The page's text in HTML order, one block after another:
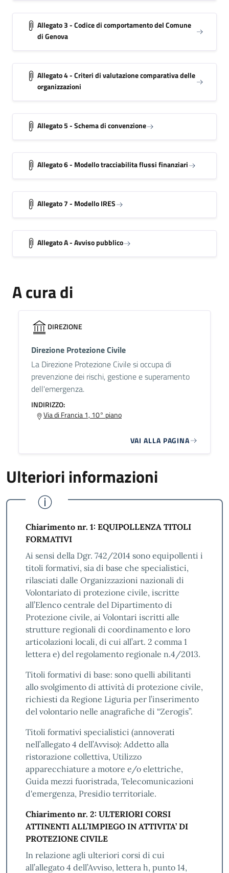
Allegato 3 - Codice di comportamento del Comune
di Genova
Allegato 4 - Criteri di valutazione comparativa delle
organizzazioni
Allegato 5 - Schema di convenzione
Allegato 6 - Modello tracciabilita flussi finanziari
Allegato 7 - Modello IRES
Allegato A - Avviso pubblico
A cura di
DIREZIONE
Direzione Protezione Civile
La Direzione Protezione Civile si occupa di
prevenzione dei rischi, gestione e superamento
dell'emergenza.
INDIRIZZO:
Via di Francia 1, 10° piano
VAI ALLA PAGINA
Ulteriori informazioni
Chiarimento nr. 1: EQUIPOLLENZA TITOLI
FORMATIVI
Ai sensi della Dgr. 742/2014 sono equipollenti i
titoli formativi, sia di base che specialistici,
rilasciati dalle Organizzazioni nazionali di
Volontariato di protezione civile, iscritte
all’Elenco centrale del Dipartimento di
Protezione civile, ai Volontari iscritti alle
strutture regionali di coordinamento e loro
articolazioni locali, di cui all’art. 2 comma 1
lettera e) del regolamento regionale n.4/2013.
Titoli formativi di base: sono quelli abilitanti
allo svolgimento di attività di protezione civile,
richiesti da Regione Liguria per l’inserimento
del volontario nelle anagrafiche di “Zerogis”.
Titoli formativi specialistici (annoverati
nell’allegato 4 dell’Avviso): Addetto alla
ristorazione collettiva, Utilizzo
apparecchiature a motore e/o elettriche,
Guida mezzi fuoristrada, Telecomunicazioni
d'emergenza, Presidio territoriale.
Chiarimento nr. 2: ULTERIORI CORSI
ATTINENTI ALL’IMPIEGO IN ATTIVITA’ DI
PROTEZIONE CIVILE
In relazione agli ulteriori corsi di cui
all’allegato 4 dell’Avviso, lettera h, punto 14,